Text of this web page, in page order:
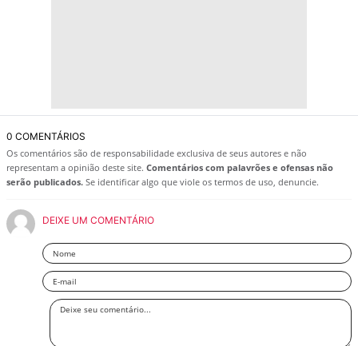
0 COMENTÁRIOS
Os comentários são de responsabilidade exclusiva de seus autores e não
representam a opinião deste site. Comentários com palavrões e ofensas não
serão publicados. Se identificar algo que viole os termos de uso, denuncie.
DEIXE UM COMENTÁRIO
Nome
Email
Deixe